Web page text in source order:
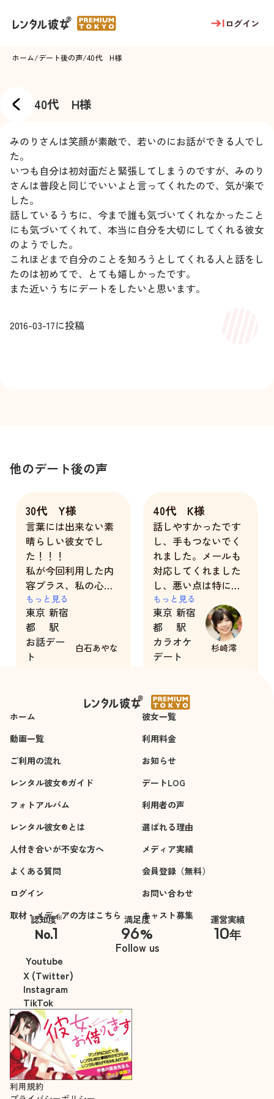
ログイン
ホーム/デート後の声/40代 H様
40代 H様
みのりさんは笑顔が素敵で、若いのにお話ができる人でし
た。
いつも自分は初対面だと緊張してしまうのですが、みのり
さんは普段と同じでいいよと言ってくれたので、気が楽で
した。
話しているうちに、今まで誰も気づいてくれなかったこと
にも気づいてくれて、本当に自分を大切にしてくれる彼女
のようでした。
これほどまで自分のことを知ろうとしてくれる人と話をし
たのは初めてで、とても嬉しかったです。
また近いうちにデートをしたいと思います。
2016-03-17に投稿
他のデート後の声
30代 Y様
言葉には出来ない素
晴らしい彼女でし
た！！！
私が今回利用した内
容プラス、私の心ま
でも救ってくれた彼
女は最高で、最強で
した。
また何かありました
ら、利用してみよう
もっと見る
東京
都
新宿
駅
お話デー
ト
白石あやな
40代 K様
話しやすかったです
し、手もつないでく
れました。メールも
対応してくれました
し、悪い点は特にな
いです。
金銭的余裕があれ
ば、またお願いした
いです。
もっと見る
東京
都
新宿
駅
カラオケ
デート
杉崎澪
ホーム
彼女一覧
動画一覧
利用料金
ご利用の流れ
お知らせ
レンタル彼女®ガイド
デートLOG
フォトアルバム
利用者の声
レンタル彼女®とは
選ばれる理由
人付き合いが不安な方へ
メディア実績
よくある質問
会員登録（無料）
ログイン
お問い合わせ
取材・メディアの方はこちら
キャスト募集
認知度※
No.1
※自社調べ
満足度
96%
運営実績
10年
Follow us
Youtube
X (Twitter)
Instagram
TikTok
利用規約